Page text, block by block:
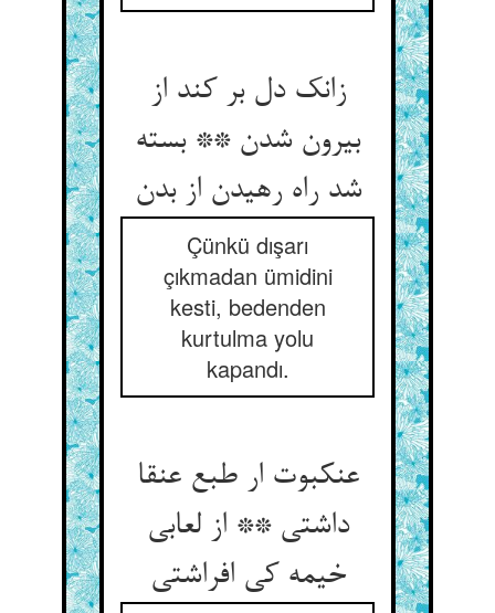
زانک دل بر کند از
بیرون شدن ** بسته
شد راه رهیدن از بدن
Çünkü dışarı
çıkmadan ümidini
kesti, bedenden
kurtulma yolu
kapandı.
عنکبوت ار طبع عنقا
داشتی ** از لعابی
خیمه کی افراشتی